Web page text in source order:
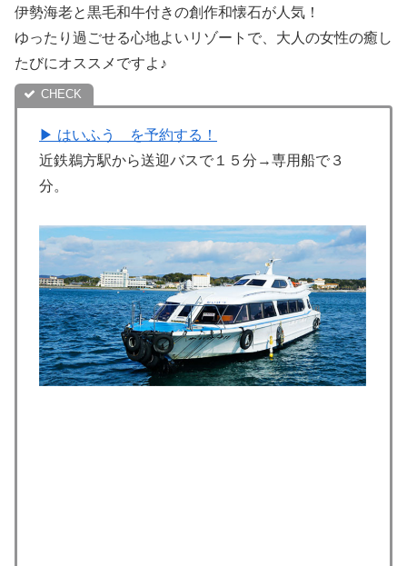
伊勢海老と黒毛和牛付きの創作和懐石が人気！
ゆったり過ごせる心地よいリゾートで、大人の女性の癒し
たびにオススメですよ♪
▶︎ はいふう を予約する！
近鉄鵜方駅から送迎バスで１５分→専用船で３
分。